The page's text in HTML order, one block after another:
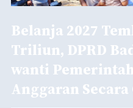
Belanja 2027
Triliun, DPRD
wanti
Anggaran